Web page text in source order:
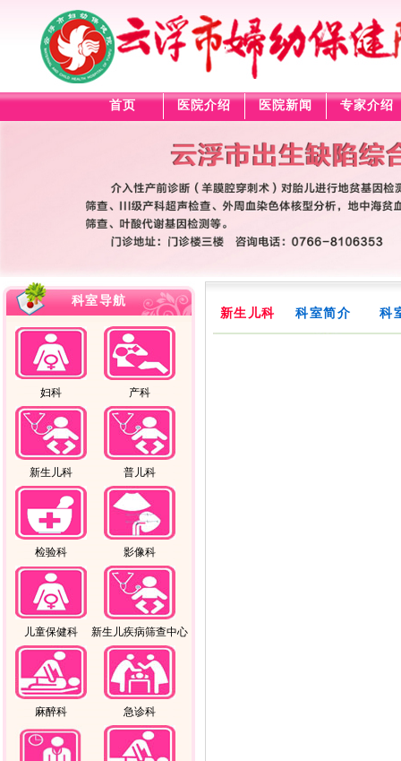
首页 医院介绍 医院新闻 专家介绍
科室导航
妇科 产科
新生儿科 普儿科
检验科 影像科
儿童保健科 新生儿疾病筛查中心
麻醉科 急诊科
新生儿科 科室简介 科